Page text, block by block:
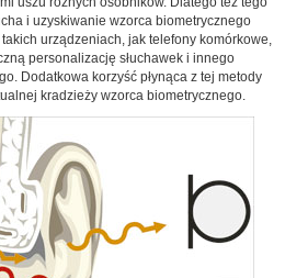
i uzyskiwanie wzorca biometrycznego
urządzeniach, jak telefony komórkowe,
personalizację słuchawek i innego
Dodatkowa korzyść płynąca z tej metody
kradzieży wzorca biometrycznego.